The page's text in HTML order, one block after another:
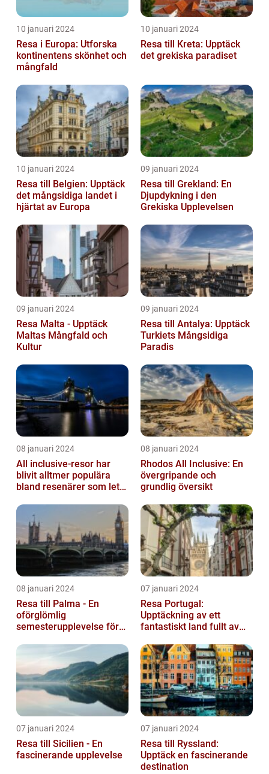
10 januari 2024
Resa i Europa: Utforska
kontinentens skönhet och
mångfald
10 januari 2024
Resa till Kreta: Upptäck
det grekiska paradiset
10 januari 2024
Resa till Belgien: Upptäck
det mångsidiga landet i
hjärtat av Europa
09 januari 2024
Resa till Grekland: En
Djupdykning i den
Grekiska Upplevelsen
09 januari 2024
Resa Malta - Upptäck
Maltas Mångfald och
Kultur
09 januari 2024
Resa till Antalya: Upptäck
Turkiets Mångsidiga
Paradis
08 januari 2024
All inclusive-resor har
blivit alltmer populära
bland resenärer som letar
omtä...
08 januari 2024
Rhodos All Inclusive: En
övergripande och
grundlig översikt
08 januari 2024
Resa till Palma - En
oförglömlig
semesterupplevelse för
07 januari 2024
Resa Portugal:
Upptäckning av ett
fantastiskt land fullt av
07 januari 2024
Resa till Sicilien - En
fascinerande upplevelse
07 januari 2024
Resa till Ryssland:
Upptäck en fascinerande
destination